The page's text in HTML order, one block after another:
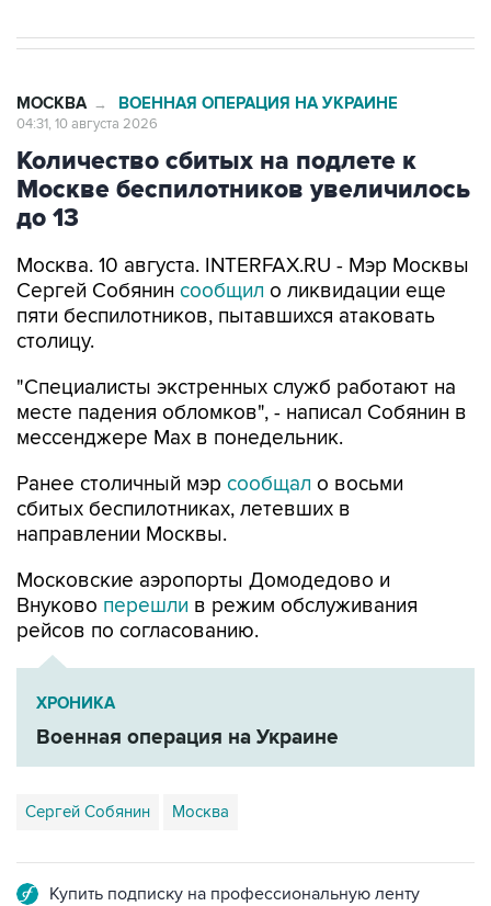
МОСКВА → ВОЕННАЯ ОПЕРАЦИЯ НА УКРАИНЕ
04:31, 10 августа 2026
Количество сбитых на подлете к
Москве беспилотников увеличилось
до 13
Москва. 10 августа. INTERFAX.RU - Мэр Москвы
Сергей Собянин сообщил о ликвидации еще
пяти беспилотников, пытавшихся атаковать
столицу.
"Специалисты экстренных служб работают на
месте падения обломков", - написал Собянин в
мессенджере Max в понедельник.
Ранее столичный мэр сообщал о восьми
сбитых беспилотниках, летевших в
направлении Москвы.
Московские аэропорты Домодедово и
Внуково перешли в режим обслуживания
рейсов по согласованию.
ХРОНИКА
Военная операция на Украине
Сергей Собянин Москва
Купить подписку на профессиональную ленту